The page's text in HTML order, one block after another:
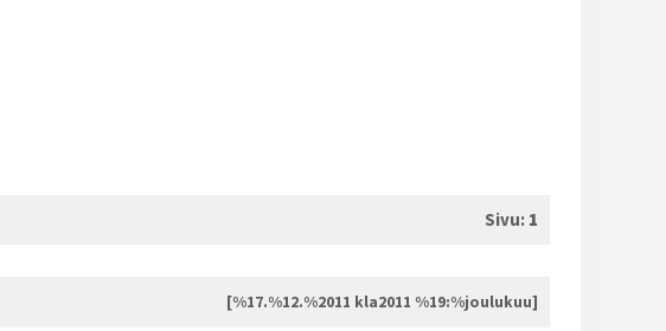
Sivu: 1
[%17.%12.%2011 kla2011 %19:%joulukuu]